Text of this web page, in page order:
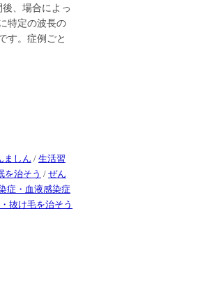
、場合によっ
特定の波長の
す。症例ごと
ましん / 生活習
を治そう / ぜん
症・血液感染症
抜け毛を治そう